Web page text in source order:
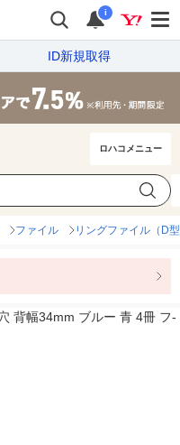
i
ID新規取得
ロハコメニュー
ファイル リングファイル（D